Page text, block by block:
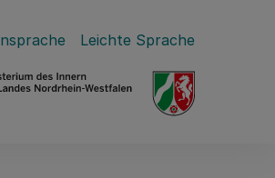
Leichte Sprache